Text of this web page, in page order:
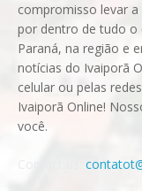
compromisso levar
por dentro de tudo o
Paraná, na região e
notícias do Ivaiporã
celular ou pelas
Ivaiporã Online!
você.